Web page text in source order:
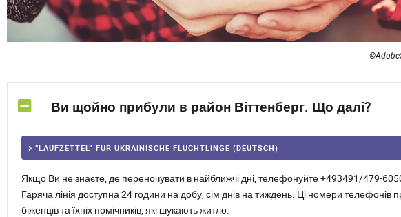
Ви щойно прибули в район Віттенберг. Що далі?
“LAUFZETTEL” FÜR UKRAINISCHE FLÜCHTLINGE (DEUTSCH)
Якщо Ви не знаєте, де переночувати в найближчі дні, телефонуйте +493491/479-
Гаряча лінія доступна 24 години на добу, сім днів на тиждень. Ці номери телефонів
біженців та їхніх помічників, які шукають житло.